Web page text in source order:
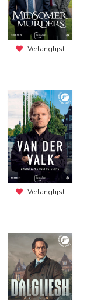
Verlanglijst
Verlanglijst